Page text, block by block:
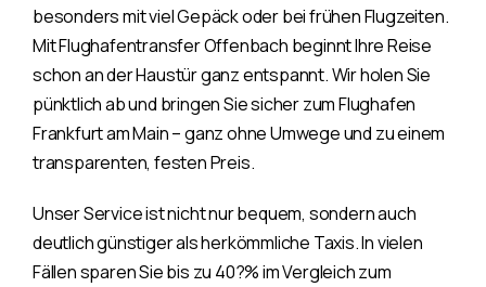
besonders mit viel Gepäck oder bei frühen Flugzeiten.
Mit Flughafentransfer Offenbach beginnt Ihre Reise
schon an der Haustür ganz entspannt. Wir holen Sie
pünktlich ab und bringen Sie sicher zum Flughafen
Frankfurt am Main – ganz ohne Umwege und zu einem
transparenten, festen Preis.
Unser Service ist nicht nur bequem, sondern auch
deutlich günstiger als herkömmliche Taxis. In vielen
Fällen sparen Sie bis zu 40?% im Vergleich zum